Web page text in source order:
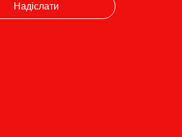
Надіслати